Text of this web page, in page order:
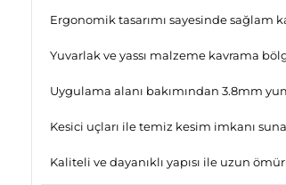
Ergonomik tasarımı sayesinde sağlam
Yuvarlak ve yassı malzeme kavrama
Uygulama alanı bakımından 3.8mm
Kesici uçları ile temiz kesim imkanı
Kaliteli ve dayanıklı yapısı ile uzun